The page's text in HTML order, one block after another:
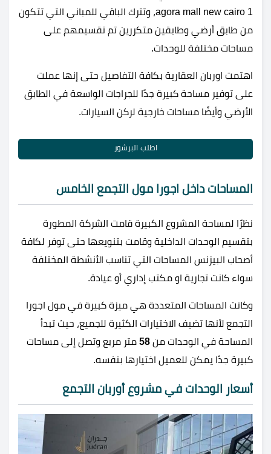
agora mall new cairo 1، وتترك الباقي للمباني التي تتكون
من طابق أرضي وطابقين متكررين تم تقسيمهم على
مساحات مختلفة للوحدات.
اهتمت اوربان العقارية بكافة التفاصيل حتى إنها عملت
على توفير مساحة كبيرة جدًا للجراجات الواسعة في الطابق
الأرضي وأيضًا مساحات خارجية لركن السيارات.
اطلب البرشور
المساحات داخل اجورا مول التجمع الخامس
نظرًا لمساحة المشروع الكبيرة قامت الشركة المطورة
بتقسيم الوحدات الداخلية وقامت بتنويعها حتى توفر لكافة
أصحاب البيزنس المساحات التي تناسب الأنشطة المختلفة
سواء كانت تجارية او مكتب إداري أو عيادة.
وكانت المساحات المتعددة هي ميزة كبيرة في مول اجورا
التجمع لأنها تضيف الاختيارات الكثيرة للجميع، حيث تبدأ
المساحة في الوحدات من 58 متر مربع وتصل إلى مساحات
كبيرة جدًا يمكن للعميل اختيارها بنفسه.
أسعار الوحدات في مشروع أوربان التجمع